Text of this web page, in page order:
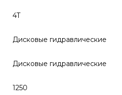
4T
Дисковые гидравлические
Дисковые гидравлические
1250